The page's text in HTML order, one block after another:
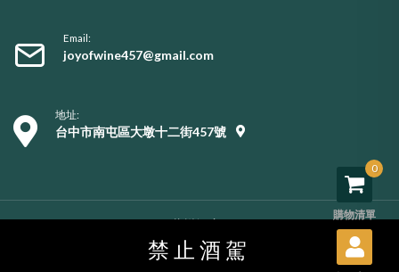
Email:
joyofwine457@gmail.com
地址:
台中市南屯區大墩十二街457號
禁止酒駕
Copyright © 2026 葡樂酒窖. All rights reserved.
服務條款 / 隱私權政策
0
購物清單